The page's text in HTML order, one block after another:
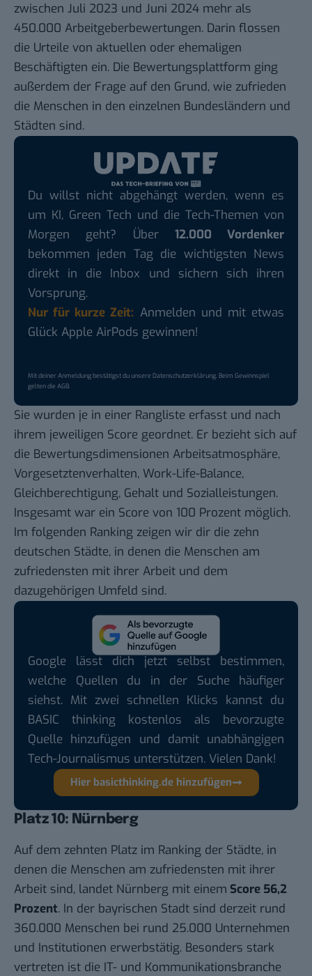
zwischen Juli 2023 und Juni 2024 mehr als
450.000 Arbeitgeberbewertungen. Darin flossen
die Urteile von aktuellen oder ehemaligen
Beschäftigten ein. Die Bewertungsplattform ging
außerdem der Frage auf den Grund, wie zufrieden
die Menschen in den einzelnen Bundesländern und
Städten sind.
Du willst nicht abgehängt werden, wenn es
um KI, Green Tech und die Tech-Themen von
Morgen geht? Über 12.000 Vordenker
bekommen jeden Tag die wichtigsten News
direkt in die Inbox und sichern sich ihren
Vorsprung.
Nur für kurze Zeit: Anmelden und mit etwas
Glück Apple AirPods gewinnen!
Mit deiner Anmeldung bestätigst du unsereDatenschutzerklärung. Beim Gewinnspiel
gelten dieAGB.
Sie wurden je in einer Rangliste erfasst und nach
ihrem jeweiligen Score geordnet. Er bezieht sich auf
die Bewertungsdimensionen Arbeitsatmosphäre,
Vorgesetztenverhalten, Work-Life-Balance,
Gleichberechtigung, Gehalt und Sozialleistungen.
Insgesamt war ein Score von 100 Prozent möglich.
Im folgenden Ranking zeigen wir dir die zehn
deutschen Städte, in denen die Menschen am
zufriedensten mit ihrer Arbeit und dem
dazugehörigen Umfeld sind.
Google lässt dich jetzt selbst bestimmen,
welche Quellen du in der Suche häufiger
siehst. Mit zwei schnellen Klicks kannst du
BASIC thinking kostenlos als bevorzugte
Quelle hinzufügen und damit unabhängigen
Tech-Journalismus unterstützen. Vielen Dank!
Hier basicthinking.de hinzufügen
Platz 10: Nürnberg
Auf dem zehnten Platz im Ranking der Städte, in
denen die Menschen am zufriedensten mit ihrer
Arbeit sind, landet Nürnberg mit einem Score 56,2
Prozent. In der bayrischen Stadt sind derzeit rund
360.000 Menschen bei rund 25.000 Unternehmen
und Institutionen erwerbstätig. Besonders stark
vertreten ist die IT- und Kommunikationsbranche